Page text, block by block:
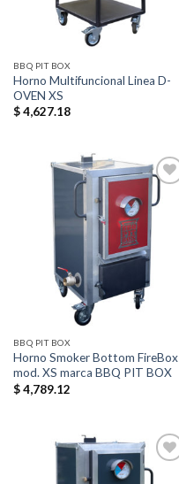
BBQ PIT BOX
Horno Multifuncional Linea D-
OVEN XS
$4,627.18
Añadir
lista de
deseos
BBQ PIT BOX
Horno Smoker Bottom FireBox
mod. XS marca BBQ PIT BOX
$4,789.12